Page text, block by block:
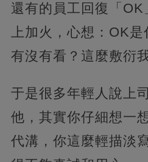
還有的員工回復「OK
上加火，心想：OK
有沒有看？這麼敷衍我
于是很多年輕人說上
他，其實你仔細想一
代溝，你這麼輕描淡